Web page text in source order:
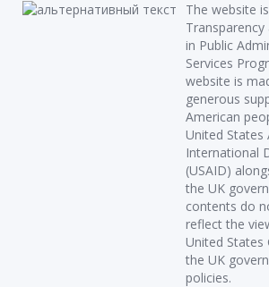
The website
in Public
Services
website is
generous
American
United States
International
(USAID)
the UK
contents do
reflect the
United States
the UK
policies.